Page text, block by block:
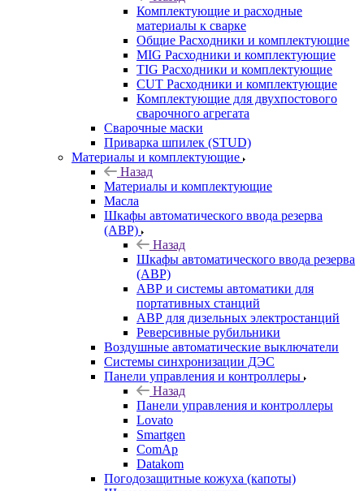
Комплектующие и расходные
материалы к сварке
Общие Расходники и комплектующие
MIG Расходники и комплектующие
TIG Расходники и комплектующие
CUT Расходники и комплектующие
Комплектующие для двухпостового
сварочного агрегата
Сварочные маски
Приварка шпилек (STUD)
Материалы и комплектующие
Назад
Материалы и комплектующие
Масла
Шкафы автоматического ввода резерва
(АВР)
Назад
Шкафы автоматического ввода резерва
(АВР)
АВР и системы автоматики для
портативных станций
АВР для дизельных электростанций
Реверсивные рубильники
Воздушные автоматические выключатели
Системы синхронизации ДЭС
Панели управления и контроллеры
Назад
Панели управления и контроллеры
Lovato
Smartgen
ComAp
Datakom
Погодозащитные кожуха (капоты)